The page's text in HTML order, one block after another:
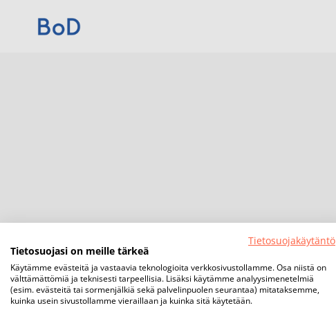
Tietosuojakäytäntö
Tietosuojasi on meille tärkeä
Käytämme evästeitä ja vastaavia teknologioita verkkosivustollamme. Osa niistä on
välttämättömiä ja teknisesti tarpeellisia. Lisäksi käytämme analyysimenetelmiä
(esim. evästeitä tai sormenjälkiä sekä palvelinpuolen seurantaa) mitataksemme,
kuinka usein sivustollamme vieraillaan ja kuinka sitä käytetään.